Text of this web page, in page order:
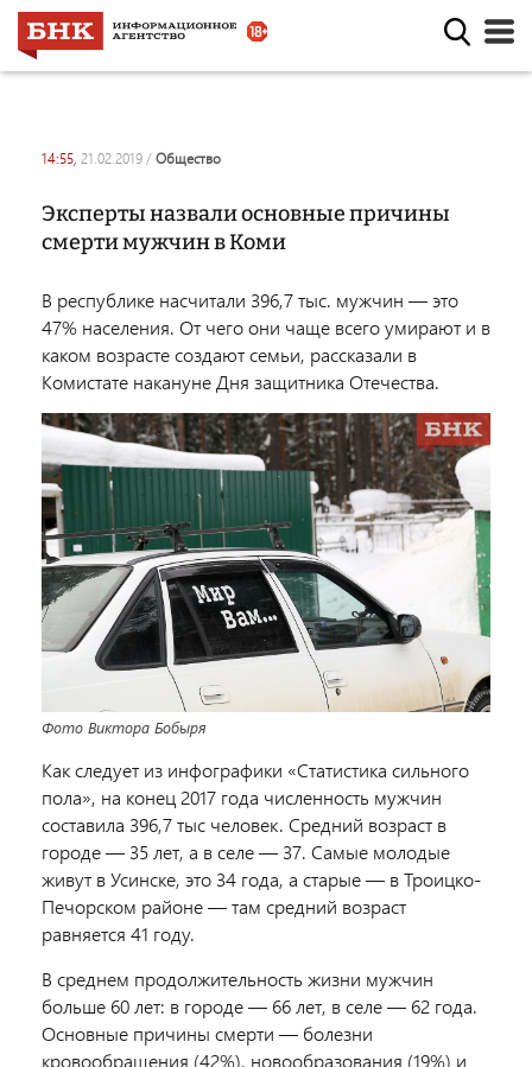
14:55, 21.02.2019 / общество
Эксперты назвали основные причины
смерти мужчин в Коми
В республике насчитали 396,7 тыс. мужчин — это
47% населения. От чего они чаще всего умирают и в
каком возрасте создают семьи, рассказали в
Комистате накануне Дня защитника Отечества.
Фото Виктора Бобыря
Как следует из инфографики «Статистика сильного
пола», на конец 2017 года численность мужчин
составила 396,7 тыс человек. Средний возраст в
городе — 35 лет, а в селе — 37. Самые молодые
живут в Усинске, это 34 года, а старые — в Троицко-
Печорском районе — там средний возраст
равняется 41 году.
В среднем продолжительность жизни мужчин
больше 60 лет: в городе — 66 лет, в селе — 62 года.
Основные причины смерти — болезни
кровообращения (42%), новообразования (19%) и